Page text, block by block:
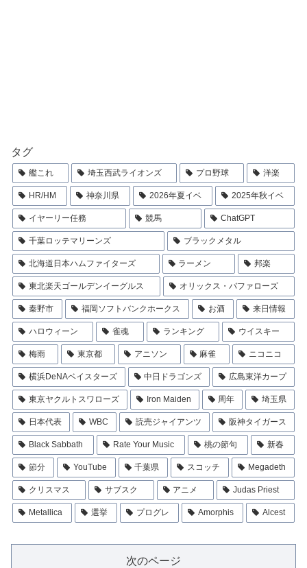
タグ
艦これ 埼玉西武ライオンズ プロ野球 洋楽
HR/HM 神奈川県 2026年夏イベ 2025年秋イベ
イヤーリー任務 競馬 ChatGPT
千葉ロッテマリーンズ ブラックメタル
北海道日本ハムファイターズ ラーメン 邦楽
東北楽天ゴールデンイーグルス オリックス・バファローズ
秦野市 福岡ソフトバンクホークス お酒 来日情報
ハロウィーン 雀魂 ランキング ウイスキー
梅雨 東京都 アニソン 麻雀 ニコニコ
横浜DeNAベイスターズ 中日ドラゴンズ 広島東洋カープ
東京ヤクルトスワローズ Iron Maiden 周年 埼玉県
日本代表 WBC 読売ジャイアンツ 阪神タイガース
Black Sabbath Rate Your Music 桃の節句 新春
節分 YouTube 千葉県 スコッチ Megadeth
クリスマス サブスク アニメ Judas Priest
Metallica 選挙 プログレ Amorphis Alcest
次のページ